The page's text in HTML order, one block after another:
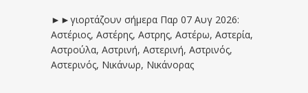
►►γιορτάζουν σήμερα Παρ 07 Αυγ 2026:
Αστέριος, Αστέρης, Αστρης, Αστέρω, Αστερία,
Αστρούλα, Αστρινή, Αστερινή, Αστρινός,
Αστερινός, Νικάνωρ, Νικάνορας